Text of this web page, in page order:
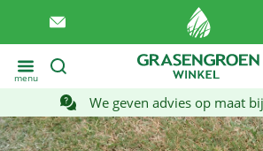
menu
We geven advies op maat